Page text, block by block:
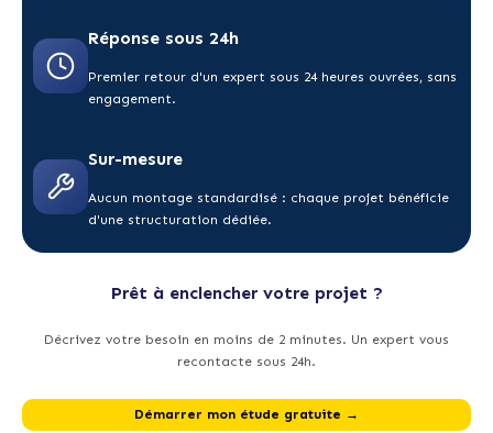
Réponse sous 24h
Premier retour d'un expert sous 24 heures ouvrées, sans
engagement.
Sur-mesure
Aucun montage standardisé : chaque projet bénéficie
d'une structuration dédiée.
Prêt à enclencher votre projet ?
Décrivez votre besoin en moins de 2 minutes. Un expert vous
recontacte sous 24h.
Démarrer mon étude gratuite →